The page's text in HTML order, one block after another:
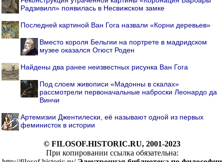
Радзивилл» появилась в Несвижском замке
Последней картиной Ван Гога назвали «Корни деревьев»
Вместо короля Бельгии на портрете в мадридском
музее оказался Огюст Роден
Найдены два ранее неизвестных рисунка Ван Гога
Под слоем живописи «Мадонны в скалах»
рассмотрели первоначальные наброски Леонардо да
Винчи
Артемизии Джентилески, её называют одной из первых
феминисток в истории
© FILOSOF.HISTORIC.RU, 2001-2023
При копировании ссылка обязательна: